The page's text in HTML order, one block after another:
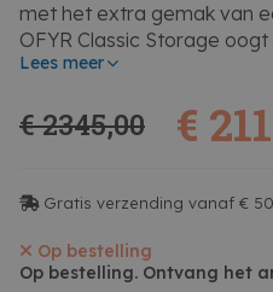
met het extra gemak van
OFYR Classic Storage
combinatie met andere
Kenmerken:
• Inclusief afdekhoes
• Afmeting totaal: 100 x
• Opslag capaciteit: 0,12 m³
• Materiaal: Zwart gecoat
Lees meer
€ 2345,00 €
Gratis verzending vanaf €
Op bestelling
Op bestelling. Ontvang het